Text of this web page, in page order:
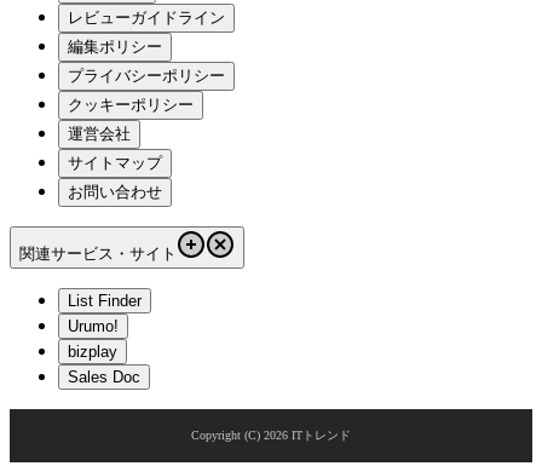
レビューガイドライン
編集ポリシー
プライバシーポリシー
クッキーポリシー
運営会社
サイトマップ
お問い合わせ
関連サービス・サイト
List Finder
Urumo!
bizplay
Sales Doc
Copyright (C) 2026 ITトレンド